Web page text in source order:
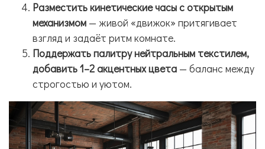
Разместить кинетические часы с открытым
механизмом — живой «движок» притягивает
взгляд и задаёт ритм комнате.
Поддержать палитру нейтральным текстилем,
добавить 1–2 акцентных цвета — баланс между
строгостью и уютом.